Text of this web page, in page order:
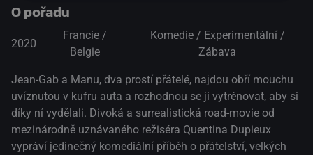
O pořadu
2020
Francie /
Belgie
Komedie / Experimentální /
Zábava
Jean-Gab a Manu, dva prostí přátelé, najdou obří mouchu
uvíznutou v kufru auta a rozhodnou se ji vytrénovat, aby si
díky ní vydělali. Divoká a surrealistická road-movie od
mezinárodně uznávaného režiséra Quentina Dupieux
vypráví jedinečný komediální příběh o přátelství, velkých